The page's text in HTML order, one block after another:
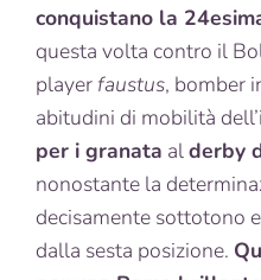
conquistano la
questa volta contro il
player faustus, bomber
abitudini di mobilità
per i granata alderby
nonostante la
decisamente sottotono
dalla sesta posizione.